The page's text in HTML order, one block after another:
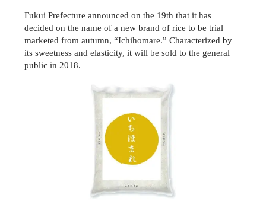
Fukui Prefecture announced on the 19th that it has
decided on the name of a new brand of rice to be trial
marketed from autumn, “Ichihomare.” Characterized by
its sweetness and elasticity, it will be sold to the general
public in 2018.